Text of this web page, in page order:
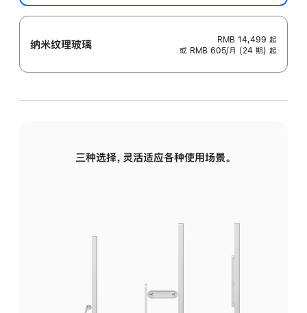
纳米纹理玻璃 RMB 14,499 起
或 RMB 605/月 (24 期) 起
三种选择，灵活适应各种使用场景。